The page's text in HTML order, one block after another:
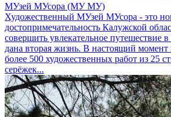
МУзей МУсора (МУ МУ)
Художественный МУзей МУсора - это
достопримечательность Калужской
совершить увлекательное путешествие
дана вторая жизнь. В настоящий момент
более 500 художественных работ из 25
серёжек...